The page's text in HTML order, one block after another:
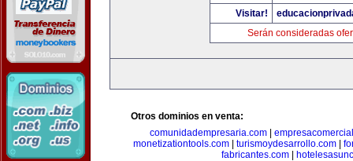
Visitar!
Serán consideradas
Otros dominios en venta:
comunidadempresaria.com
monetizationtools.com| turismoydesarrollo.com|
fabricantes.com|